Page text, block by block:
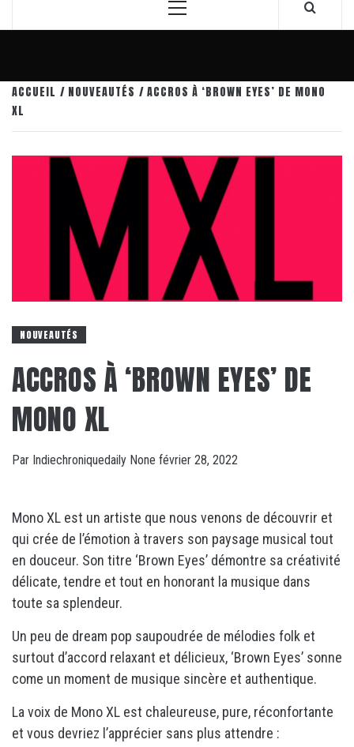
Menu
ACCUEIL NOUVEAUTÉS
ACCROS À ‘BROWN EYES’ DE MONO
XL
NOUVEAUTÉS
ACCROS À ‘BROWN EYES’ DE
MONO XL
Par Indiechroniquedaily None février 28, 2022
Mono XL est un artiste que nous venons de découvrir et
qui crée de l’émotion à travers son paysage musical tout
en douceur. Son titre ‘Brown Eyes’ démontre sa créativité
délicate, tendre et tout en honorant la musique dans
toute sa splendeur.
Un peu de dream pop saupoudrée de mélodies folk et
surtout d’accord relaxant et délicieux, ‘Brown Eyes’ sonne
come un moment de musique sincère et authentique.
La voix de Mono XL est chaleureuse, pure, réconfortante
et vous devriez l’apprécier sans plus attendre :